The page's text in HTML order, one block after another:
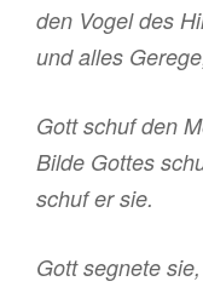
den Vogel des
und alles
Gott schuf den
Bilde Gottes
schuf er sie.
Gott segnete